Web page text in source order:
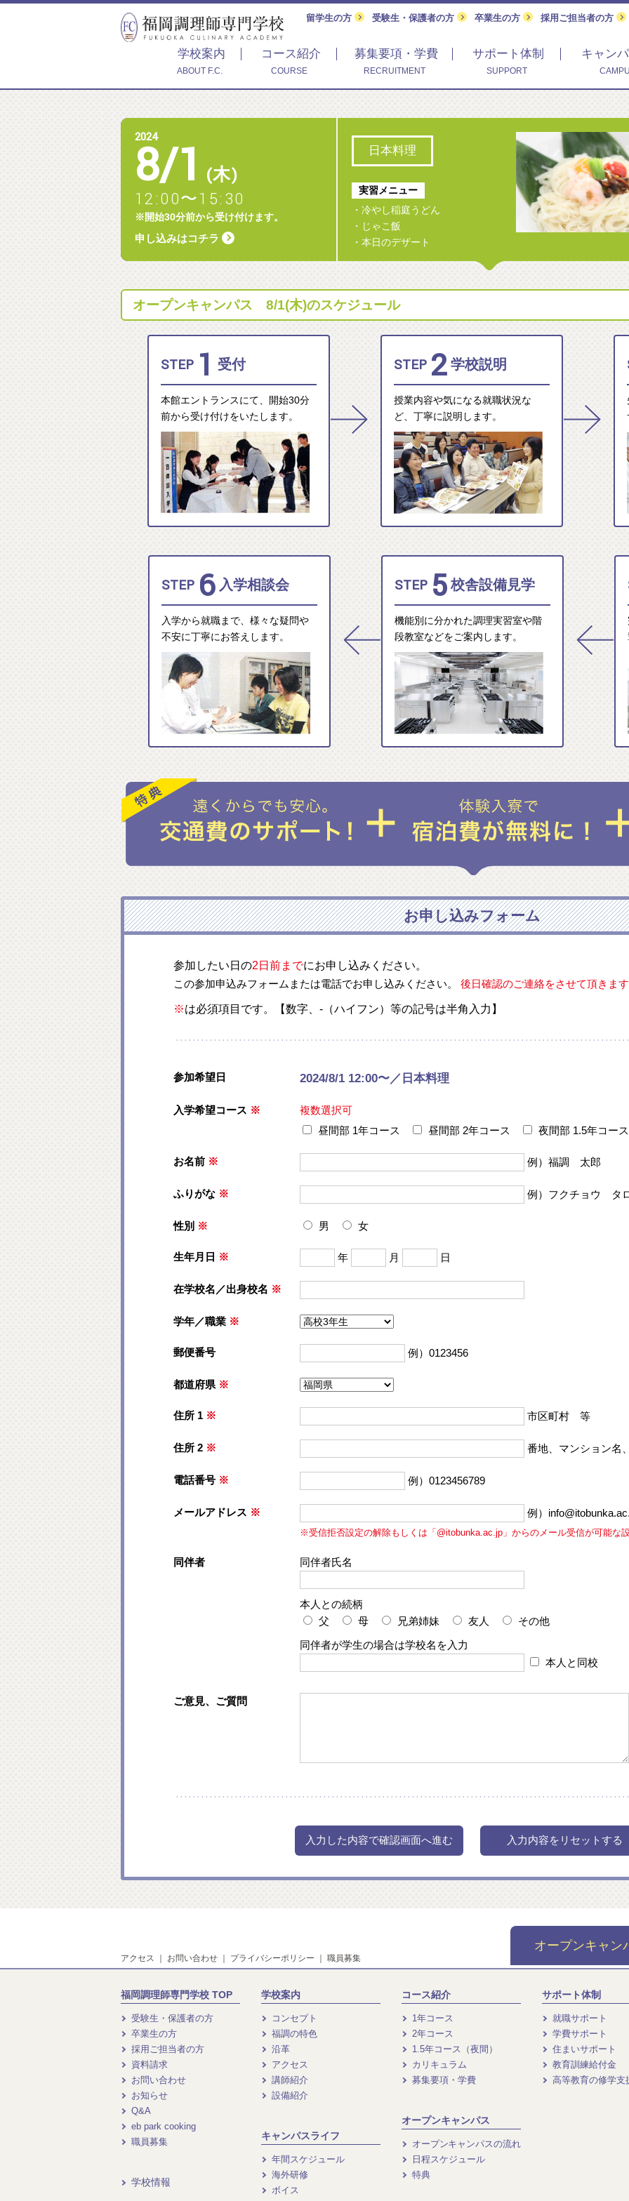
留学生の方 受験生・保護者の方 卒業生の方 採用ご担当者の方
学校案内
ABOUT F.C.
コース紹介
COURSE
募集要項・学費
RECRUITMENT
サポート体制
SUPPORT
キャン
2024
8/1 (木)
12:00〜15:30
※開始30分前から受け付けます。
申し込みはコチラ
日本料理
実習メニュー
・冷やし稲庭うどん
・じゃこ飯
・本日のデザート
オープンキャンパス 8/1(木)のスケジュール
STEP 1 受付
本館エントランスにて、開始30分
前から受け付けをいたします。
STEP 2 学校説明
授業内容や気になる就職状況な
ど、丁寧に説明します。
STEP 5 校舎設備見学
機能別に分かれた調理実習室や階
段教室などをご案内します。
STEP 6 入学相談会
入学から就職まで、様々な疑問や
不安に丁寧にお答えします。
お申し込みフォーム
参加したい日の2日前までにお申し込みください。
この参加申込みフォームまたは電話でお申し込みください。 後日確認のご連絡をさせて頂きま
※は必須項目です。【数字、-（ハイフン）等の記号は半角入力】
参加希望日 2024/8/1 12:00〜／日本料理
入学希望コース ※
複数選択可
昼間部 1年コース
昼間部 2年コース 夜間部 1.5年コース
お名前 ※ 例）福調 太郎
ふりがな ※ 例）フクチョウ タ
性別 ※ 男 女
生年月日 ※ 年 月 日
在学校名／出身校名 ※
学年／職業 ※
郵便番号 例）0123456
都道府県 ※
住所 1 ※ 市区町村 等
住所 2 ※ 番地、マンション
電話番号 ※ 例）0123456789
メールアドレス ※ 例）
※受信拒否設定の解除もしくは「@itobunka.ac.jp」からのメール受信が可能な
同伴者 同伴者氏名
本人との続柄
父
母 兄弟姉妹 友人
その他
同伴者が学生の場合は学校名を入力
本人と同校
ご意見、ご質問
アクセス お問い合わせ プライバシーポリシー 職員募集
オープンキャン
福岡調理師専門学校 TOP
受験生・保護者の方
卒業生の方
採用ご担当者の方
資料請求
お問い合わせ
お知らせ
Q&A
eb park cooking
職員募集
学校情報
学校案内
コンセプト
福調の特色
沿革
アクセス
講師紹介
設備紹介
キャンパスライフ
年間スケジュール
海外研修
ボイス
コース紹介
1年コース
2年コース
1.5年コース（夜間）
カリキュラム
募集要項・学費
オープンキャンパス
オープンキャンパスの流れ
日程スケジュール
特典
サポート体制
就職サポート
学費サポート
住まいサポート
教育訓練給付金
高等教育の修学支